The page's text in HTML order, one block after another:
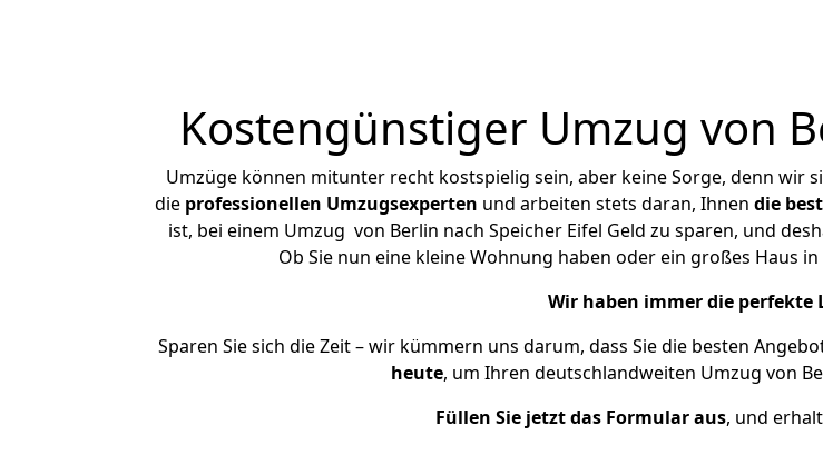
Kostengünstiger Umzug von
Umzüge können mitunter recht kostspielig sein, aber keine Sorge, denn wir
die professionellen Umzugsexperten und arbeiten stets daran, Ihnen die
ist, bei einem Umzug von Berlin nach Speicher Eifel Geld zu sparen, und
Ob Sie nun eine kleine Wohnung haben oder ein großes Haus
Wir haben immer die perfekte
Sparen Sie sich die Zeit – wir kümmern uns darum, dass Sie die besten
heute, um Ihren deutschlandweiten Umzug von
Füllen Sie jetzt das Formular aus, und